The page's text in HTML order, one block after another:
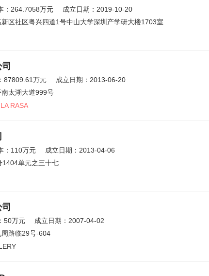
：264.7058万元
成立日期：2019-10-20
区社区粤兴四道1号中山大学深圳产学研大楼1703室
87809.61万元
成立日期：2013-06-20
太湖大道999号
RASA
：110万元
成立日期：2013-04-06
1404单元之三十七
50万元
成立日期：2007-04-02
路临29号-604